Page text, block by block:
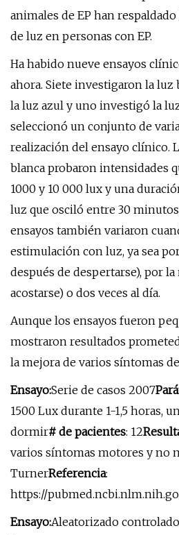
animales de EP han
de luz en personas con EP.
Ha habido nueve ensayos
ahora. Siete investigaron la
la luz azul y uno investigó la
seleccionó un conjunto de
realización del ensayo clínico.
blanca probaron intensidades
1000 y 10 000 lux y una
luz que osciló entre 30 minutos
ensayos también variaron
estimulación con luz, ya sea
después de despertarse), por
acostarse) o dos veces al día.
Aunque los ensayos fueron
mostraron resultados
la mejora de varios síntomas de
Ensayo:Serie de casos 2007
1500 Lux durante 1-1,5 horas,
dormir# de pacientes: 12
varios síntomas motores y no
TurnerReferencia:
https://
Ensayo:Aleatorizado